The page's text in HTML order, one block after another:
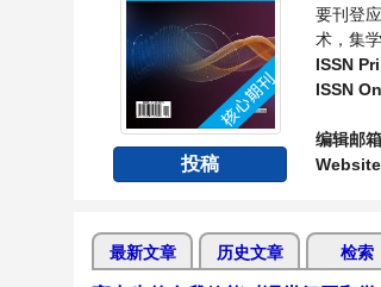
投稿
要刊登
术，集
内不同
ISSN
ISSN
编辑邮
最新文章 历史文章 检索